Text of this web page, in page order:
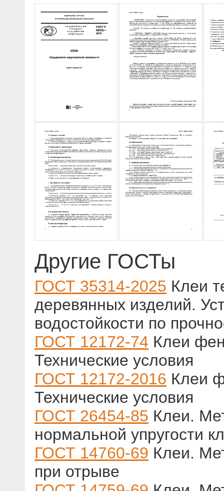
Другие ГОСТы
ГОСТ 35314-2025 Клеи
деревянных изделий.
водостойкости по
ГОСТ 12172-74 Клеи
Технические условия
ГОСТ 12172-2016 Клеи
Технические условия
ГОСТ 26454-85 Клеи.
нормальной упругости
ГОСТ 14760-69 Клеи.
при отрыве